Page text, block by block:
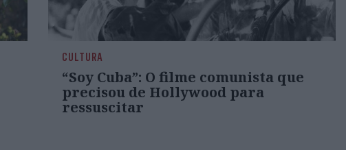
CULTURA
“Soy Cuba”: O filme comunista que
precisou de Hollywood para
ressuscitar